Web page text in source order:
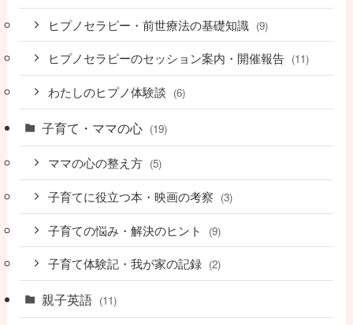
ヒプノセラピー・前世療法の基礎知識 (9)
ヒプノセラピーのセッション案内・開催報告 (11)
わたしのヒプノ体験談 (6)
子育て・ママの心 (19)
ママの心の整え方 (5)
子育てに役立つ本・映画の考察 (3)
子育ての悩み・解決のヒント (9)
子育て体験記・我が家の記録 (2)
親子英語 (11)